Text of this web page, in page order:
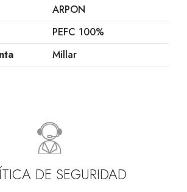
ARPON
PEFC 100%
Millar
DE SEGURIDAD